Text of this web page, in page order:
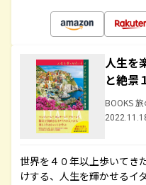
人生を
と絶景
BOOKS
世界を４０年以上歩いてき
けする、人生を輝かせるイ